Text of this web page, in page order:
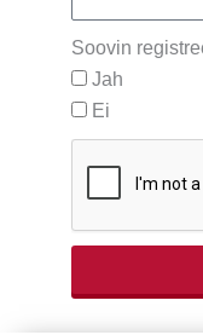
Soovin
Jah
Ei